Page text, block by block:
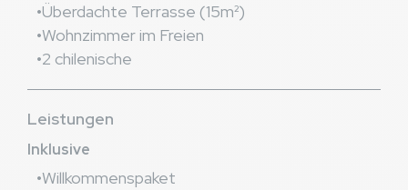
Überdachte Terrasse (15m²)
Wohnzimmer im Freien
2 chilenische
Leistungen
Inklusive
Willkommenspaket